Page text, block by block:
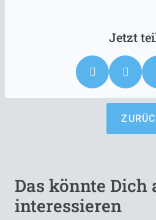
Das könnte Dich
interessieren